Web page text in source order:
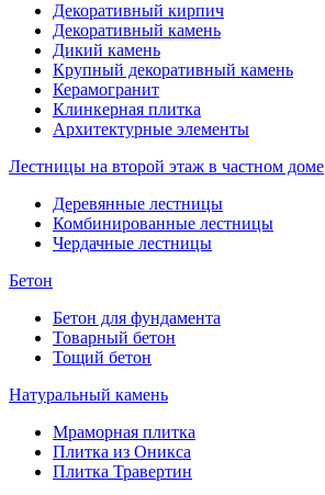
Декоративный кирпич
Декоративный камень
Дикий камень
Крупный декоративный камень
Керамогранит
Клинкерная плитка
Архитектурные элементы
Лестницы на второй этаж в частном доме
Деревянные лестницы
Комбинированные лестницы
Чердачные лестницы
Бетон
Бетон для фундамента
Товарный бетон
Тощий бетон
Натуральный камень
Мраморная плитка
Плитка из Оникса
Плитка Травертин